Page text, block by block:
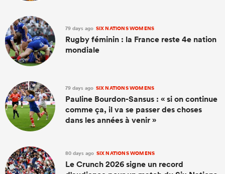
79 days ago SIX NATIONS WOMENS
Rugby féminin : la France reste 4e nation
mondiale
79 days ago SIX NATIONS WOMENS
Pauline Bourdon-Sansus : « si on continue
comme ça, il va se passer des choses
dans les années à venir »
80 days ago SIX NATIONS WOMENS
Le Crunch 2026 signe un record